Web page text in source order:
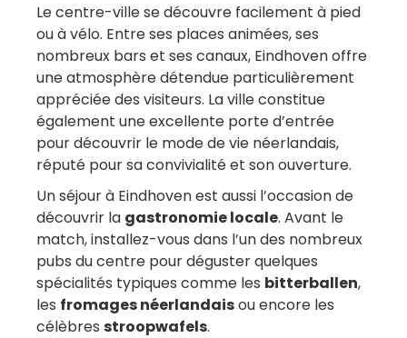
Le centre-ville se découvre facilement à pied
ou à vélo. Entre ses places animées, ses
nombreux bars et ses canaux, Eindhoven offre
une atmosphère détendue particulièrement
appréciée des visiteurs. La ville constitue
également une excellente porte d’entrée
pour découvrir le mode de vie néerlandais,
réputé pour sa convivialité et son ouverture.
Un séjour à Eindhoven est aussi l’occasion de
découvrir la gastronomie locale. Avant le
match, installez-vous dans l’un des nombreux
pubs du centre pour déguster quelques
spécialités typiques comme les bitterballen,
les fromages néerlandaisou encore les
célèbres stroopwafels.